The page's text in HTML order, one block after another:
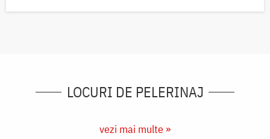
LOCURI DE PELERINAJ
vezi mai multe »